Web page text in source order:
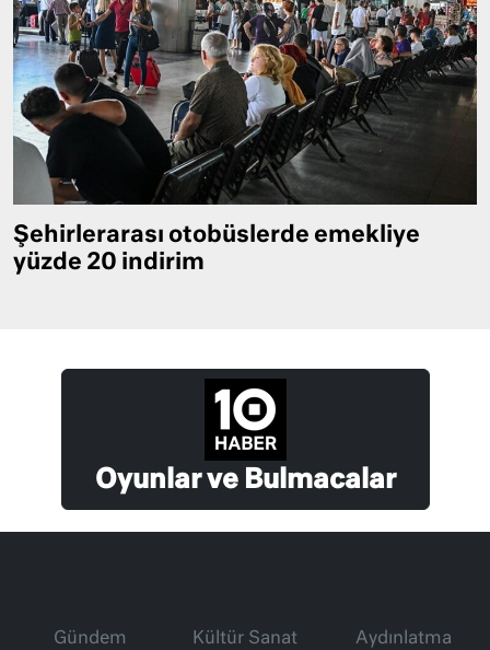
Şehirlerarası otobüslerde emekliye
yüzde 20 indirim
Oyunlar ve Bulmacalar
Gündem
Kültür Sanat
Aydınlatma